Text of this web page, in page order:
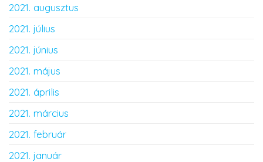
2021. augusztus
2021. július
2021. június
2021. május
2021. április
2021. március
2021. február
2021. január